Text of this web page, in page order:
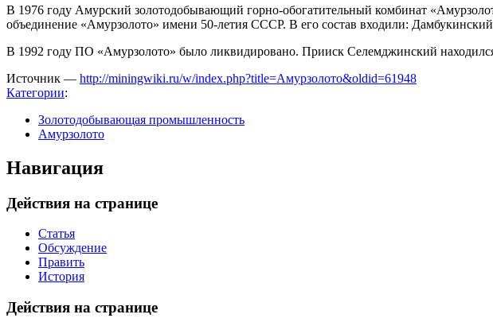
В 1976 году Амурский золотодобывающий горно-обогатительный комбинат
объединение «Амурзолото» имени 50-летия СССР. В его состав входили:
В 1992 году ПО «Амурзолото» было ликвидировано. Прииск Селемджинский
Источник — http://miningwiki.ru/w/index.php?title=Амурзолото&oldid=61948
Категории:
Золотодобывающая промышленность
Амурзолото
Навигация
Действия на странице
Статья
Обсуждение
Править
История
Действия на странице